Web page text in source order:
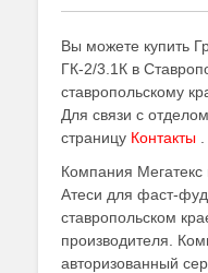
Вы можете купить
ГК-2/3.1К в
ставропольскому
Для связи с
страницу Контакты
Компания Мегатекс
Атеси для фаст-фуд
ставропольском
производителя.
авторизованный